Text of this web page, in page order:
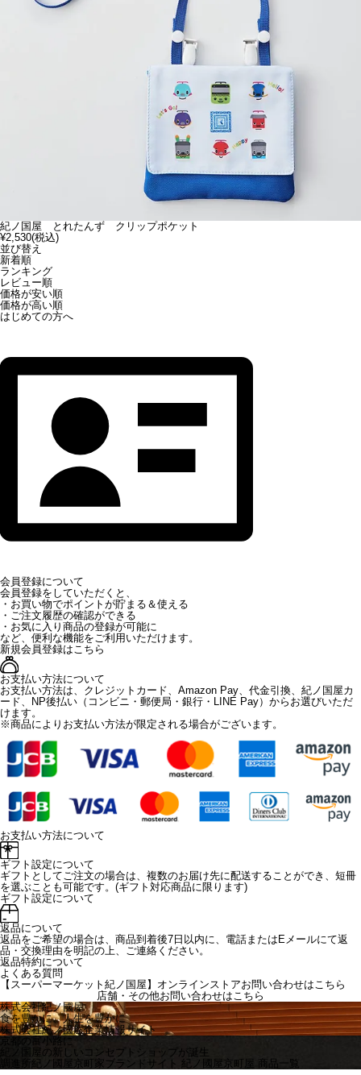
紀ノ国屋 とれたんず クリップポケット
¥2,530(税込)
並び替え
新着順
ランキング
レビュー順
価格が安い順
価格が高い順
はじめての方へ
会員登録について
会員登録をしていただくと、
・お買い物でポイントが貯まる＆使える
・ご注文履歴の確認ができる
・お気に入り商品の登録が可能に
など、便利な機能をご利用いただけます。
新規会員登録はこちら
お支払い方法について
お支払い方法は、クレジットカード、Amazon Pay、代金引換、紀ノ国屋カ
ード、NP後払い（コンビニ・郵便局・銀行・LINE Pay）からお選びいただ
けます。
※商品によりお支払い方法が限定される場合がございます。
お支払い方法について
ギフト設定について
ギフトとしてご注文の場合は、複数のお届け先に配送することができ、短冊
を選ぶことも可能です。(ギフト対応商品に限ります)
ギフト設定について
返品について
返品をご希望の場合は、商品到着後7日以内に、電話またはEメールにて返
品・交換理由を明記の上、ご連絡ください。
返品特約について
よくある質問
【スーパーマーケット紀ノ国屋】オンラインストアお問い合わせはこちら
店舗・その他お問い合わせは こちら
株式会社紀ノ國屋
食を豊かに、人生を豊かに
株式会社紀ノ國屋企業情報サイト
京都の富小路に
紀ノ国屋の新しいコンセプトショップが誕生
調進所紀ノ國屋京町家ブランドサイト 紀ノ國屋京町屋 商品一覧